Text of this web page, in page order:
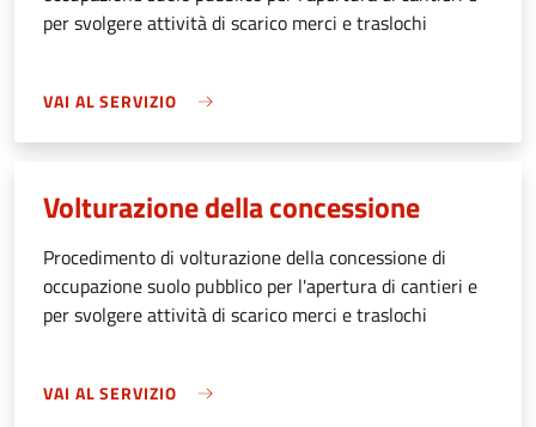
per svolgere attività di scarico merci e traslochi
VAI AL SERVIZIO
Volturazione della concessione
Procedimento di volturazione della concessione di
occupazione suolo pubblico per l'apertura di cantieri e
per svolgere attività di scarico merci e traslochi
VAI AL SERVIZIO